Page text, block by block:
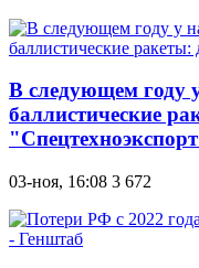
В следующем году
баллистические
03-ноя, 16:08 3 672